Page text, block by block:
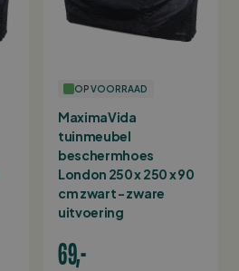
OP VOORRAAD
MaximaVida
tuinmeubel
beschermhoes
London 250 x 250 x 90
cm zwart - zware
uitvoering
69,-